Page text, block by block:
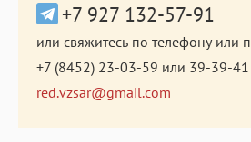
+7 927 132-57-91
или свяжитесь по телефону или
+7 (8452) 23-03-59 или 39-39-41
red.vzsar@gmail.com